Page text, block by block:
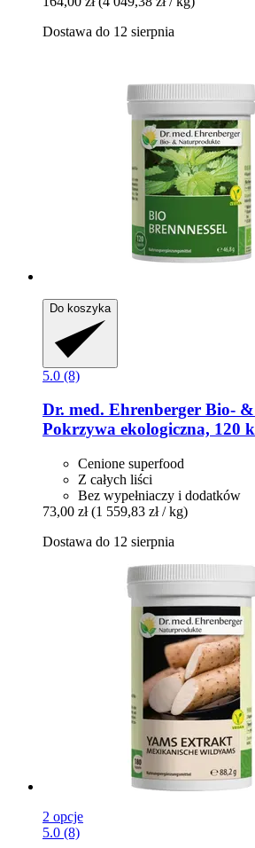
Dostawa do 12 sierpnia
Do koszyka
5.0 (8)
Dr. med. Ehrenberger Bio-
Pokrzywa ekologiczna, 120
Cenione superfood
Z całych liści
Bez wypełniaczy i dodatków
73,00 zł (1 559,83 zł / kg)
Dostawa do 12 sierpnia
2 opcje
5.0 (8)